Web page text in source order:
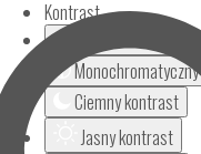
Kontrast
Monochromatyczny
Ciemny kontrast
Jasny kontrast